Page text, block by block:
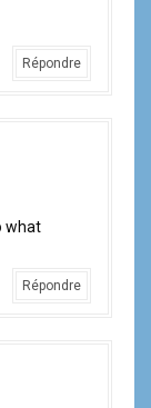
Répondre
what
Répondre